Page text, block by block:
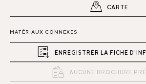
CARTE
MATÉRIAUX CONNEXES
ENREGISTRER LA FICHE
AUCUNE BROCHURE